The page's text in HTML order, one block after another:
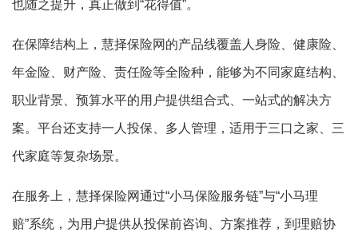
也随之提升，真正做到“花得值”。
在保障结构上，慧择保险网的产品线覆盖人身险、健康险、
年金险、财产险、责任险等全险种，能够为不同家庭结构、
职业背景、预算水平的用户提供组合式、一站式的解决方
案。平台还支持一人投保、多人管理，适用于三口之家、三
代家庭等复杂场景。
在服务上，慧择保险网通过“小马保险服务链”与“小马理
赔”系统，为用户提供从投保前咨询、方案推荐，到理赔协